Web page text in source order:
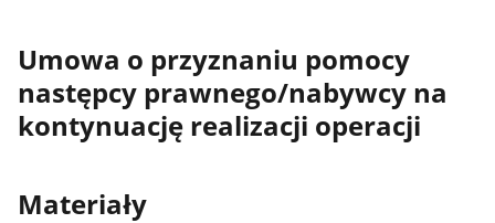
Umowa o przyznaniu pomocy
następcy prawnego/nabywcy na
kontynuację realizacji operacji
Materiały